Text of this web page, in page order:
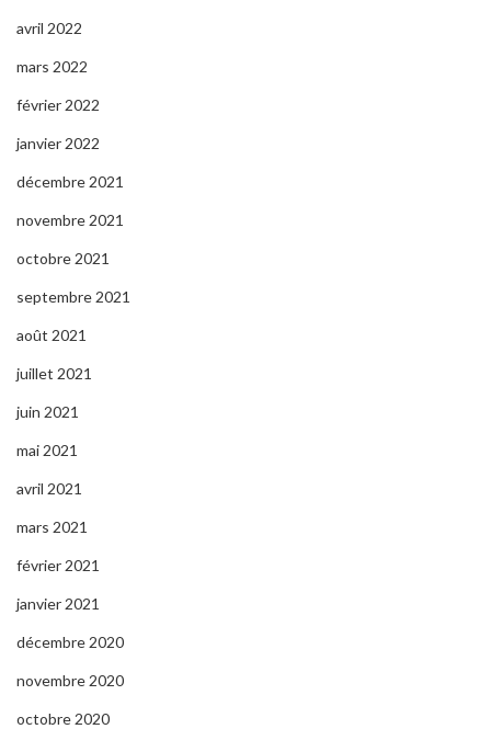
avril 2022
mars 2022
février 2022
janvier 2022
décembre 2021
novembre 2021
octobre 2021
septembre 2021
août 2021
juillet 2021
juin 2021
mai 2021
avril 2021
mars 2021
février 2021
janvier 2021
décembre 2020
novembre 2020
octobre 2020